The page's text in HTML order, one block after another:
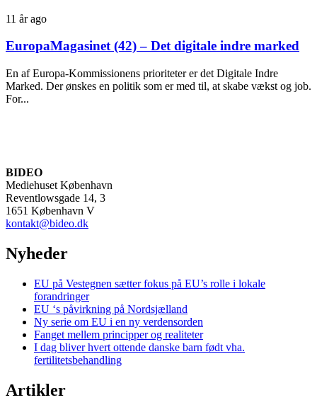
11 år ago
EuropaMagasinet (42) – Det digitale indre marked
En af Europa-Kommissionens prioriteter er det Digitale Indre
Marked. Der ønskes en politik som er med til, at skabe vækst og job.
For...
BIDEO
Mediehuset København
Reventlowsgade 14, 3
1651 København V
kontakt@bideo.dk
Nyheder
EU på Vestegnen sætter fokus på EU’s rolle i lokale
forandringer
EU ‘s påvirkning på Nordsjælland
Ny serie om EU i en ny verdensorden
Fanget mellem principper og realiteter
I dag bliver hvert ottende danske barn født vha.
fertilitetsbehandling
Artikler